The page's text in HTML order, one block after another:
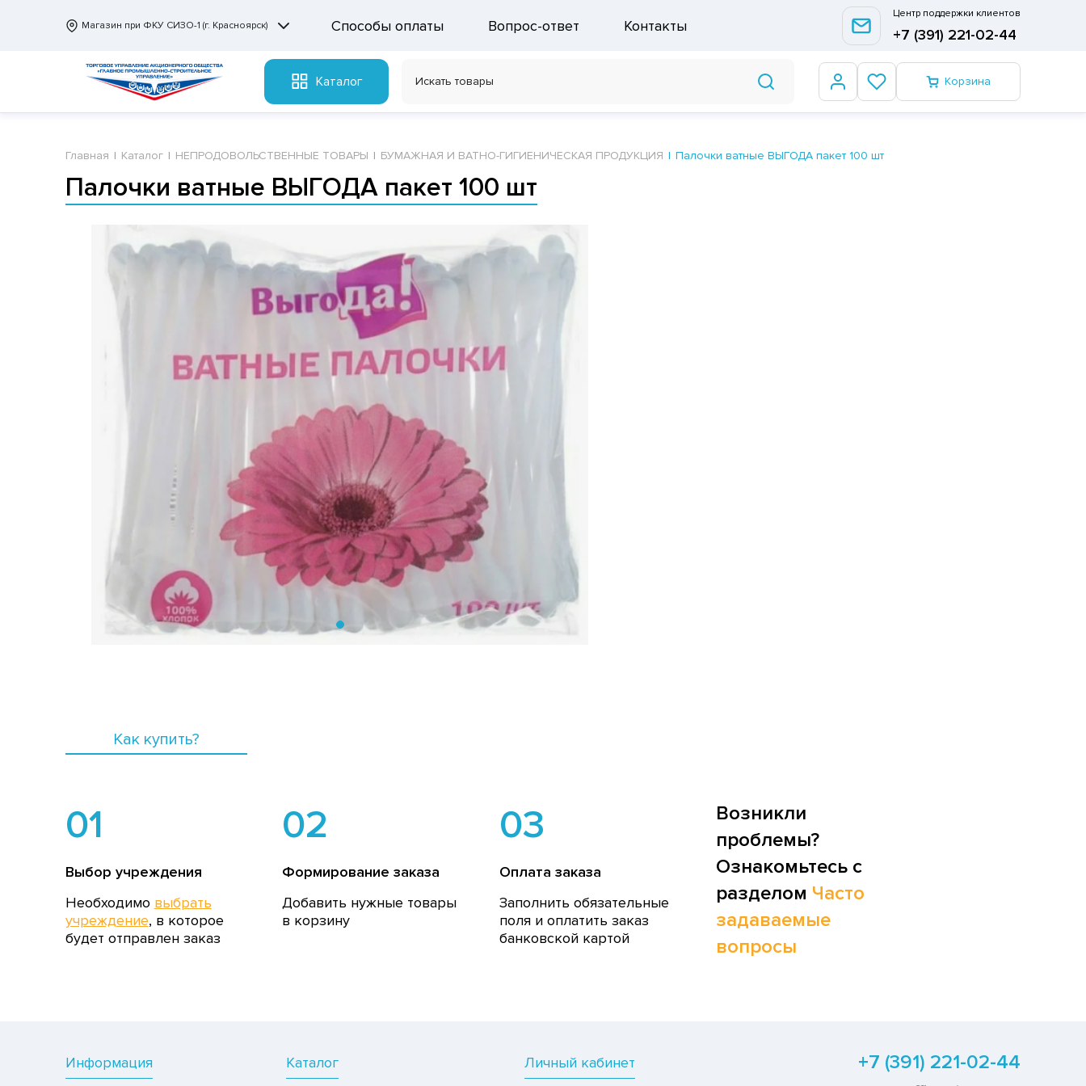
Магазин при ФКУ СИЗО-1 (г. Красноярск) Способы оплаты Вопрос-ответ Контакты
Центр поддержки клиентов
+7 (391) 221-02-44
Каталог Корзина
Главная Каталог НЕПРОДОВОЛЬСТВЕННЫЕ ТОВАРЫ БУМАЖНАЯ И ВАТНО-ГИГИЕНИЧЕСКАЯ ПРОДУКЦИЯ Палочки ватные ВЫГОДА пакет 100 шт
Палочки ватные ВЫГОДА пакет 100 шт
Как купить?
01
Выбор учреждения
Необходимо выбрать
учреждение, в которое
будет отправлен заказ
02
Формирование заказа
Добавить нужные товары
в корзину
03
Оплата заказа
Заполнить обязательные
поля и оплатить заказ
банковской картой
Возникли
проблемы?
Ознакомьтесь с
разделом Часто
задаваемые
вопросы
Информация Каталог Личный кабинет +7 (391) 221-02-44